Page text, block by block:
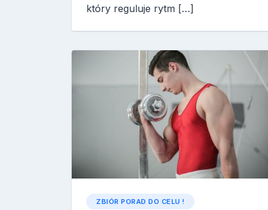
który reguluje rytm […]
ZBIÓR PORAD DO CELU !